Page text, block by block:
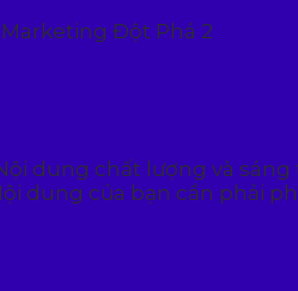
dung chất lượng và sáng
dung của bạn cần phải